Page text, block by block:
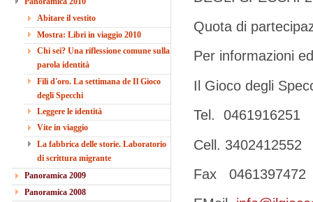
Abitare il vestito
Mostra: Libri in viaggio 2010
Chi sei? Una riflessione comune sulla
parola identità
Fili d'oro. La settimana de Il Gioco
degli Specchi
Leggere le identità
Vite in viaggio
La fabbrica delle storie. Laboratorio
di scrittura migrante
Panoramica 2009
Panoramica 2008
Quota di
Per informazioni
Il Gioco degli
Tel. 0461916251
Cell. 3402412552
Fax 0461397472